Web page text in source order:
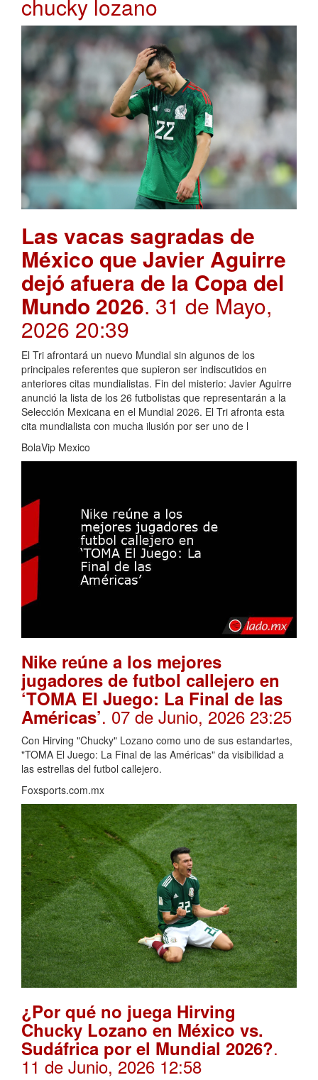
chucky lozano
Las vacas sagradas de
México que Javier Aguirre
dejó afuera de la Copa del
Mundo 2026. 31 de Mayo,
2026 20:39
El Tri afrontará un nuevo Mundial sin algunos de los
principales referentes que supieron ser indiscutidos en
anteriores citas mundialistas. Fin del misterio: Javier Aguirre
anunció la lista de los 26 futbolistas que representarán a la
Selección Mexicana en el Mundial 2026. El Tri afronta esta
cita mundialista con mucha ilusión por ser uno de l
BolaVip Mexico
Nike reúne a los mejores
jugadores de futbol callejero en
‘TOMA El Juego: La Final de las
Américas’. 07 de Junio, 2026 23:25
Con Hirving "Chucky" Lozano como uno de sus estandartes,
"TOMA El Juego: La Final de las Américas" da visibilidad a
las estrellas del futbol callejero.
Foxsports.com.mx
¿Por qué no juega Hirving
Chucky Lozano en México vs.
Sudáfrica por el Mundial 2026?.
11 de Junio, 2026 12:58